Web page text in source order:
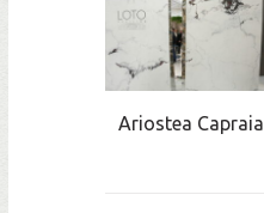
Ariostea Capraia